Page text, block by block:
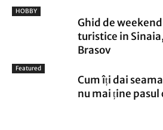
HOBBY
Ghid de
turistice in
Brasov
Featured
Cum îți dai
nu mai ține pasul